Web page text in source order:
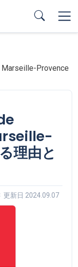
Marseille-Provence
理由と
更新日 2024.09.07